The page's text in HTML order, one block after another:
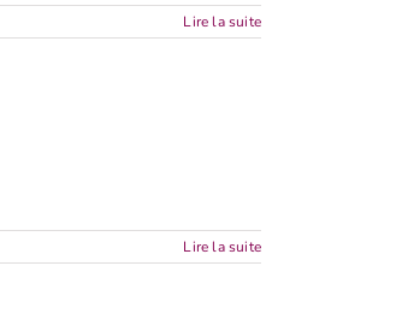
Lire la suite
Lire la suite